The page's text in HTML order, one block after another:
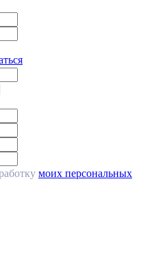
моих персональных